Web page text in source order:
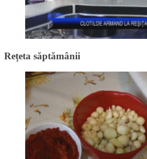
Rețeta săptămânii